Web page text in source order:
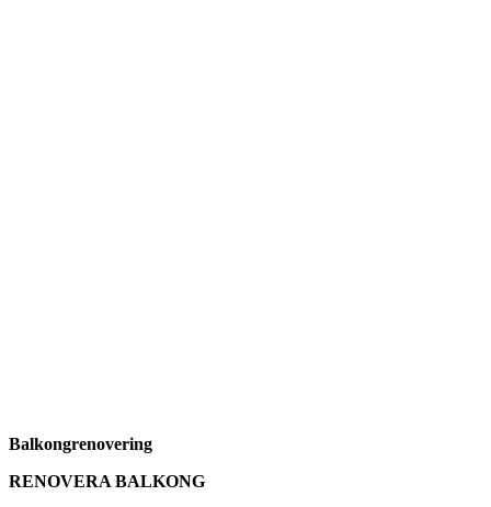
Balkongrenovering
RENOVERA BALKONG